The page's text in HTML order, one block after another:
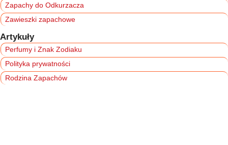
Zapachy do Odkurzacza
Zawieszki zapachowe
Artykuły
Perfumy i Znak Zodiaku
Polityka prywatności
Rodzina Zapachów